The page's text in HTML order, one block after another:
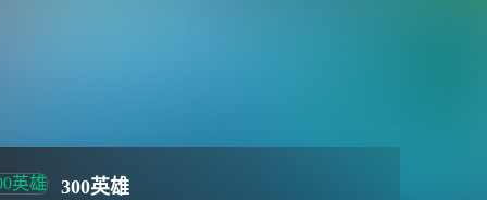
300英雄